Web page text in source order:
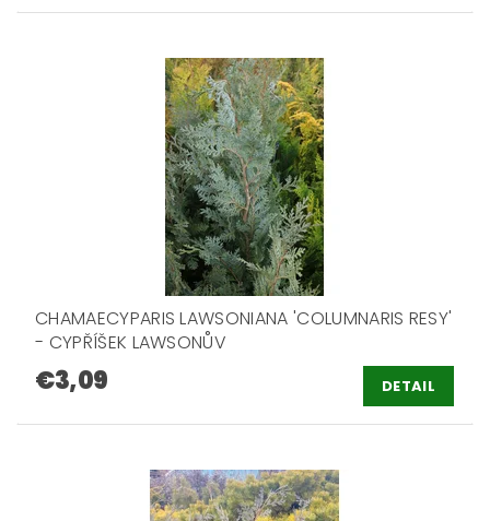
CHAMAECYPARIS LAWSONIANA 'COLUMNARIS RESY'
- CYPŘÍŠEK LAWSONŮV
€3,09 DETAIL